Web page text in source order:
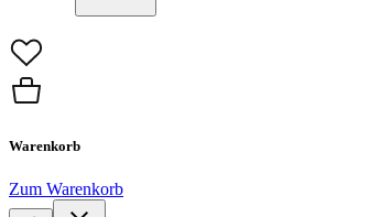
Warenkorb
Zum Warenkorb